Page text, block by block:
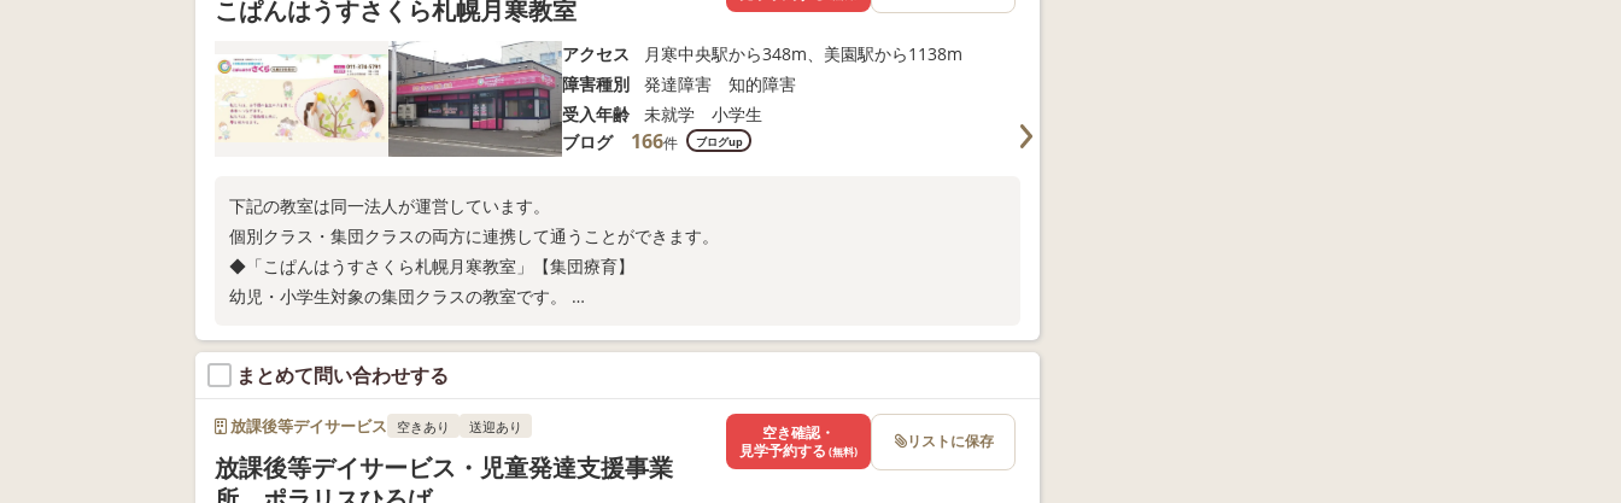
こぱんはうすさくら札幌月寒教室
アクセス
月寒中央駅から348m、美園駅から1138m
障害種別
発達障害 知的障害
受入年齢
未就学 小学生
ブログ
166件 ブログup
下記の教室は同一法人が運営しています。
個別クラス・集団クラスの両方に連携して通うことができます。
◆「こぱんはうすさくら札幌月寒教室」【集団療育】
幼児・小学生対象の集団クラスの教室です。
幼児対象の個別クラスの教室です。
まとめて問い合わせする
放課後等デイサービス 空きあり 送迎あり
放課後等デイサービス・児童発達支援事業
空き確認・
見学予約する (無料) リストに保存